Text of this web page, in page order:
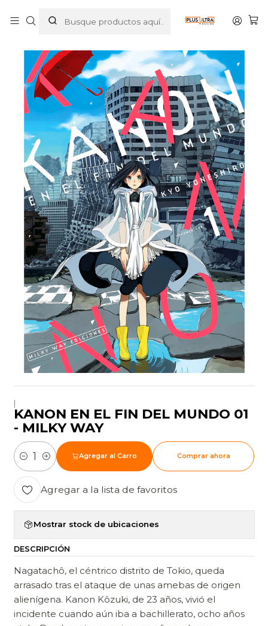
KANON EN EL FIN DEL MUNDO 01 - MILKY WAY
|
KANON EN EL FIN DEL MUNDO 01
- MILKY WAY
Cantidad
Agregar al Carro Comprar ahora
Agregar a la lista de favoritos
Mostrar stock de ubicaciones
DESCRIPCIÓN
Nagatachô, el céntrico distrito de Tokio, queda
arrasado tras el ataque de unas amebas de origen
alienígena. Kanon Kôzuki, de 23 años, vivió el
incidente cuando aún iba a bachillerato, ocho años